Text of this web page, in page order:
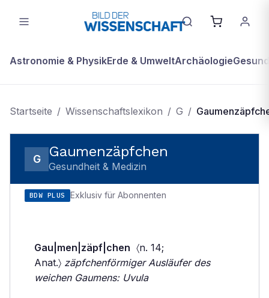
Astronomie & PhysikErde & UmweltArchäologie
Startseite / Wissenschaftslexikon / G /
G Gaumenzäpfchen
Gesundheit & Medizin
BDW PLUS Exklusiv für Abonnenten
Gau|men|zäpf|chen 〈n. 14;
Anat.〉 zäpfchenförmiger Ausläufer des
weichen Gaumens: Uvula